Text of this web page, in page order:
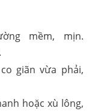
mềm, mịn.
giãn vừa phải,
hoặc xù lông,